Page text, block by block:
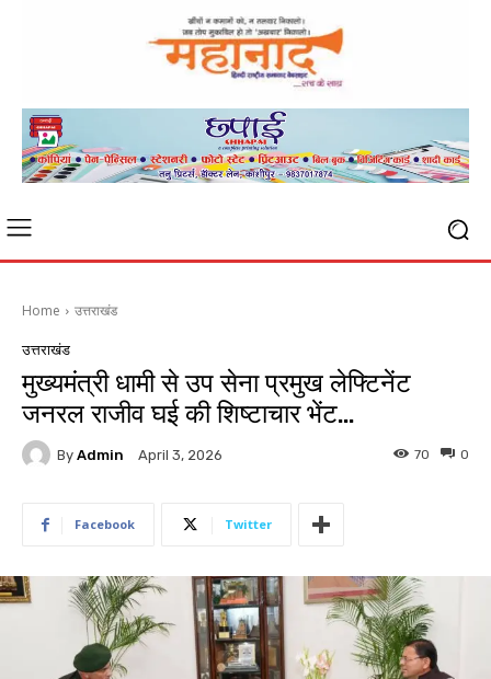
Home उत्तराखंड
उत्तराखंड
मुख्यमंत्री धामी से उप सेना प्रमुख लेफ्टिनेंट
जनरल राजीव घई की शिष्टाचार भेंट…
By Admin April 3, 2026 0
70
Facebook Twitter